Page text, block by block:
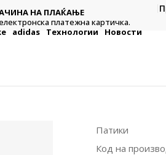
НА ПЛАЌАЊЕ
платежна картичка.
adidas Технологии Новости
Патики
Код на